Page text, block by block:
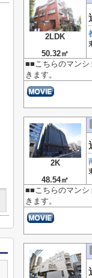
2LDK
50.32㎡
■■こちらのマンシ
きます。
2K
48.54㎡
■■こちらのマンシ
きます。